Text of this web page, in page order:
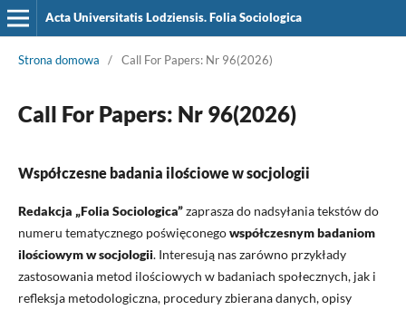
Acta Universitatis Lodziensis. Folia Sociologica
Strona domowa / Call For Papers: Nr 96(2026)
Call For Papers: Nr 96(2026)
Współczesne badania ilościowe w socjologii
Redakcja „Folia Sociologica”zaprasza do nadsyłania tekstów do
numeru tematycznego poświęconegowspółczesnym badaniom
ilościowym w socjologii. Interesują nas zarówno przykłady
zastosowania metod ilościowych w badaniach społecznych, jak i
refleksja metodologiczna, procedury zbierana danych, opisy